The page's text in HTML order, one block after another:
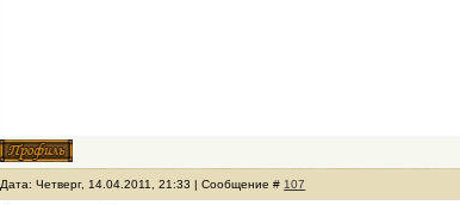
Дата: Четверг, 14.04.2011, 21:33 | Сообщение # 107